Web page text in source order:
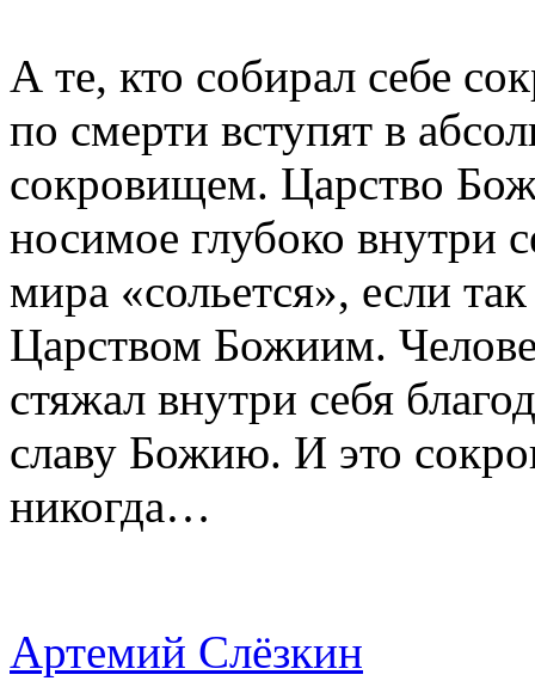
А те, кто собирал себе
по смерти вступят в
сокровищем. Царство
носимое глубоко внутри
мира «сольется», если
Царством Божиим.
стяжал внутри себя
славу Божию. И это
никогда…
Артемий Слёзкин